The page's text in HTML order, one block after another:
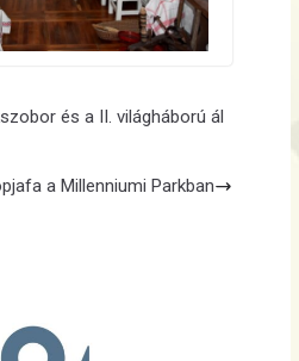
és a II. világháború ál
a Millenniumi Parkban